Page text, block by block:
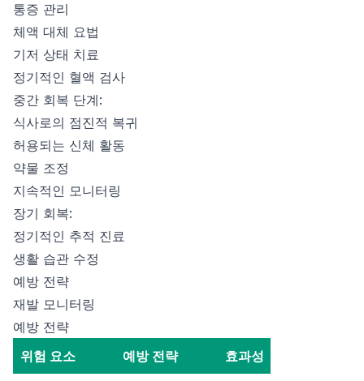
통증 관리
체액 대체 요법
기저 상태 치료
정기적인 혈액 검사
중간 회복 단계:
식사로의 점진적 복귀
허용되는 신체 활동
약물 조정
지속적인 모니터링
장기 회복:
정기적인 추적 진료
생활 습관 수정
예방 전략
재발 모니터링
예방 전략
위험 요소
예방 전략
효과성